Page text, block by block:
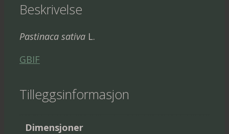
Beskrivelse
Pastinaca sativa L.
GBIF
Tilleggsinformasjon
Dimensjoner